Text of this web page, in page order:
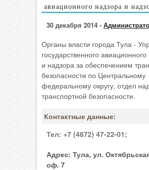
авиационного надзора и
30 декабря 2014 -
Органы власти города Тула -
государственного
и надзора за обеспечением
безопасности по Центральному
федеральному округу, отдел
транспортной безопасности.
Контактные данные:
Тел: +7 (4872) 47-22-01;
Адрес: Тула, ул.
оф. 7